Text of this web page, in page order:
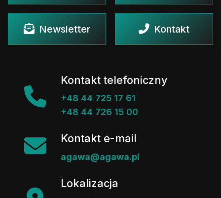
Newsletter Kontakt
Kontakt telefoniczny
+48 44 725 17 61
+48 44 726 15 00
Kontakt e-mail
agawa@agawa.pl
Lokalizacja